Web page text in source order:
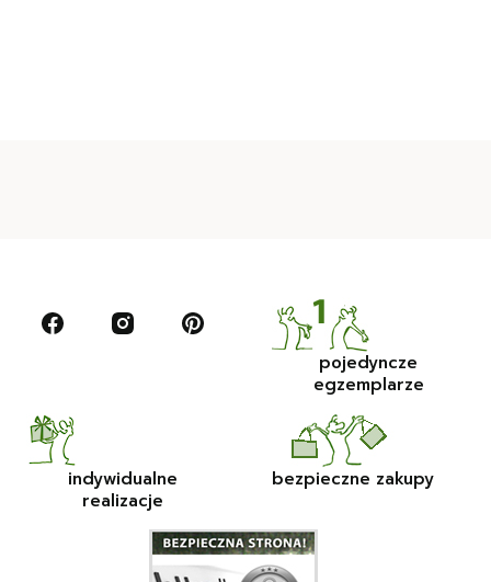
pojedyncze
egzemplarze
indywidualne
realizacje
bezpieczne zakupy